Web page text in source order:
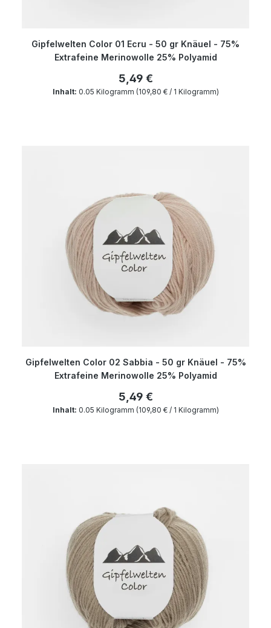
Gipfelwelten Color 01 Ecru - 50 gr Knäuel - 75%
Extrafeine Merinowolle 25% Polyamid
5,49 €
Inhalt: 0.05 Kilogramm (109,80 € / 1 Kilogramm)
Gipfelwelten Color 02 Sabbia - 50 gr Knäuel - 75%
Extrafeine Merinowolle 25% Polyamid
5,49 €
Inhalt: 0.05 Kilogramm (109,80 € / 1 Kilogramm)